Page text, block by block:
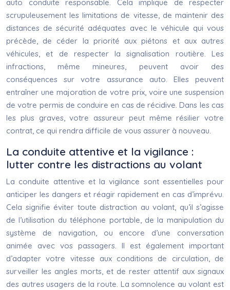
auto conduite responsable. Cela implique de respecter
scrupuleusement les limitations de vitesse, de maintenir des
distances de sécurité adéquates avec le véhicule qui vous
précède, de céder la priorité aux piétons et aux autres
véhicules, et de respecter la signalisation routière. Les
infractions, même mineures, peuvent avoir des
conséquences sur votre assurance auto. Elles peuvent
entraîner une majoration de votre prix, voire une suspension
de votre permis de conduire en cas de récidive. Dans les cas
les plus graves, votre assureur peut même résilier votre
contrat, ce qui rendra difficile de vous assurer à nouveau.
La conduite attentive et la vigilance :
lutter contre les distractions au volant
La conduite attentive et la vigilance sont essentielles pour
anticiper les dangers et réagir rapidement en cas d’imprévu.
Cela signifie éviter toute distraction au volant, qu’il s’agisse
de l’utilisation du téléphone portable, de la manipulation du
système de navigation, ou encore d’une conversation
animée avec vos passagers. Il est également important
d’adapter votre vitesse aux conditions de circulation, de
surveiller les angles morts, et de rester attentif aux signaux
des autres usagers de la route. La somnolence au volant est